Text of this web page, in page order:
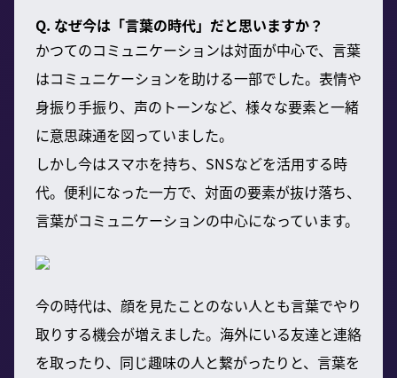
Q. なぜ今は「言葉の時代」だと思いますか？
かつてのコミュニケーションは対面が中心で、言葉
はコミュニケーションを助ける一部でした。表情や
身振り手振り、声のトーンなど、様々な要素と一緒
に意思疎通を図っていました。
しかし今はスマホを持ち、SNSなどを活用する時
代。便利になった一方で、対面の要素が抜け落ち、
言葉がコミュニケーションの中心になっています。
今の時代は、顔を見たことのない人とも言葉でやり
取りする機会が増えました。海外にいる友達と連絡
を取ったり、同じ趣味の人と繋がったりと、言葉を